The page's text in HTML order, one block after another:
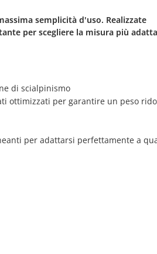
semplicità d'uso. Realizzate
per scegliere la misura più
di scialpinismo
ottimizzati per garantire un peso
per adattarsi perfettamente a